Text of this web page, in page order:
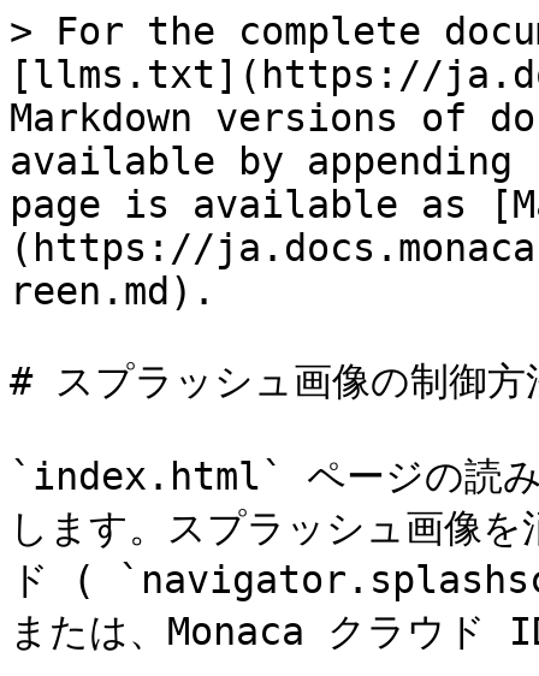
> For the complete
[llms.txt](https://
Markdown versions of
available by
page is available as
(https://
reen.md).
# スプラッシュ画像の制御方
`index.html` ページの読み
します。スプラッシュ画像
ド (
または、Monaca クラウド